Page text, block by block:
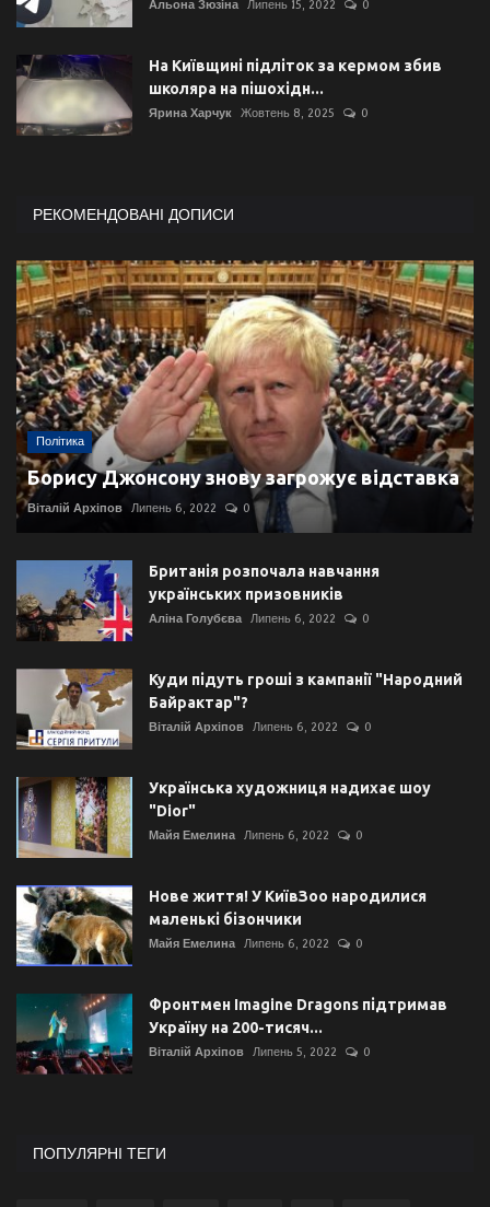
Альона Зюзіна Липень 15, 2022 0
На Київщині підліток за кермом збив
школяра на пішохідн...
Ярина Харчук Жовтень 8, 2025 0
РЕКОМЕНДОВАНІ ДОПИСИ
Політика
Борису Джонсону знову загрожує відставка
Віталій Архіпов Липень 6, 2022 0
Британія розпочала навчання
українських призовників
Аліна Голубєва Липень 6, 2022 0
Куди підуть гроші з кампанії "Народний
Байрактар"?
Віталій Архіпов Липень 6, 2022 0
Українська художниця надихає шоу
"Dior"
Майя Емелина Липень 6, 2022 0
Нове життя! У КиївЗоо народилися
маленькі бізончики
Майя Емелина Липень 6, 2022 0
Фронтмен Imagine Dragons підтримав
Україну на 200-тисяч...
Віталій Архіпов Липень 5, 2022 0
ПОПУЛЯРНІ ТЕГИ